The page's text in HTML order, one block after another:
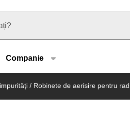
Companie
/ Robinete de aerisire pentru